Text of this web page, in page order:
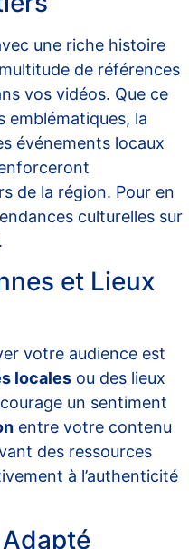
une riche histoire
de références
vos vidéos. Que ce
emblématiques, la
événements locaux
de la région. Pour en
culturelles sur
.
et Lieux
votre audience est
locales ou des lieux
un sentiment
entre votre contenu
des ressources
à l’authenticité
Adapté